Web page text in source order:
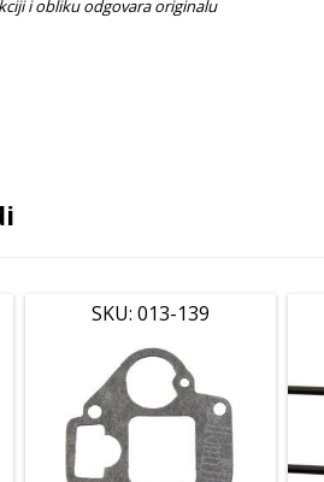
SKU: 013-139